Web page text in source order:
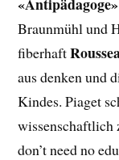
Braunmühl und
fiberhaft
aus denken und
Kindes. Piaget
wissenschaftlich
don’t need no